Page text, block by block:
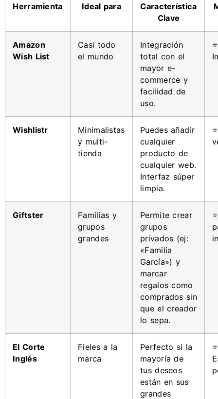
Herramienta Ideal para
Característica
Clave
Amazon
Wish List
Casi todo
el mundo
Integración
total con el
mayor e-
commerce y
facilidad de
uso.
Wishlistr
Minimalistas
y multi-
tienda
Puedes añadir
cualquier
producto de
cualquier web.
Interfaz súper
limpia.
Giftster
Familias y
grupos
grandes
Permite crear
grupos
privados (ej:
«Familia
García») y
marcar
regalos como
comprados sin
que el creador
lo sepa.
El Corte
Inglés
Fieles a la
marca
Perfecto si la
mayoría de
tus deseos
están en sus
grandes